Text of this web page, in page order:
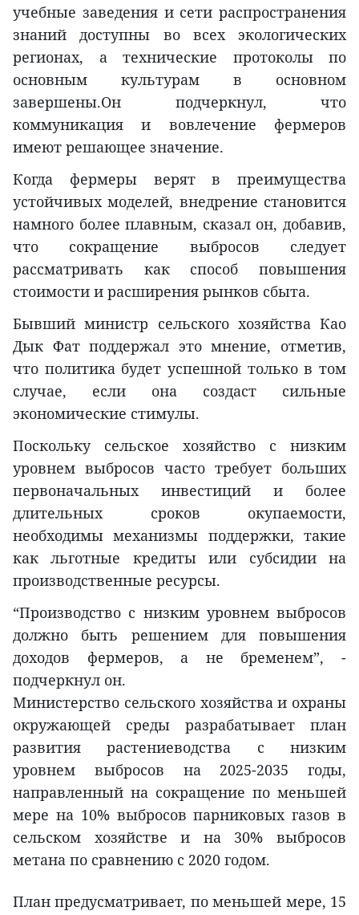
учебные заведения и сети распространения
знаний доступны во всех экологических
регионах, а технические протоколы по
основным культурам в основном
завершены.Он подчеркнул, что
коммуникация и вовлечение фермеров
имеют решающее значение.
Когда фермеры верят в преимущества
устойчивых моделей, внедрение становится
намного более плавным, сказал он, добавив,
что сокращение выбросов следует
рассматривать как способ повышения
стоимости и расширения рынков сбыта.
Бывший министр сельского хозяйства Као
Дык Фат поддержал это мнение, отметив,
что политика будет успешной только в том
случае, если она создаст сильные
экономические стимулы.
Поскольку сельское хозяйство с низким
уровнем выбросов часто требует больших
первоначальных инвестиций и более
длительных сроков окупаемости,
необходимы механизмы поддержки, такие
как льготные кредиты или субсидии на
производственные ресурсы.
“Производство с низким уровнем выбросов
должно быть решением для повышения
доходов фермеров, а не бременем”, -
подчеркнул он.
Министерство сельского хозяйства и охраны
окружающей среды разрабатывает план
развития растениеводства с низким
уровнем выбросов на 2025-2035 годы,
направленный на сокращение по меньшей
мере на 10% выбросов парниковых газов в
сельском хозяйстве и на 30% выбросов
метана по сравнению с 2020 годом.
План предусматривает, по меньшей мере, 15